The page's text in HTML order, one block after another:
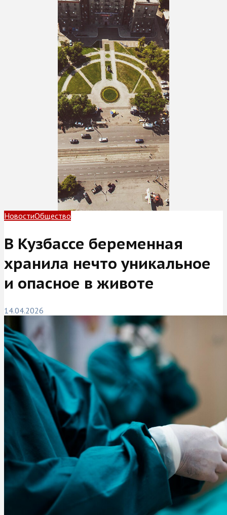
НовостиОбщество
В Кузбассе беременная
хранила нечто уникальное
и опасное в животе
14.04.2026